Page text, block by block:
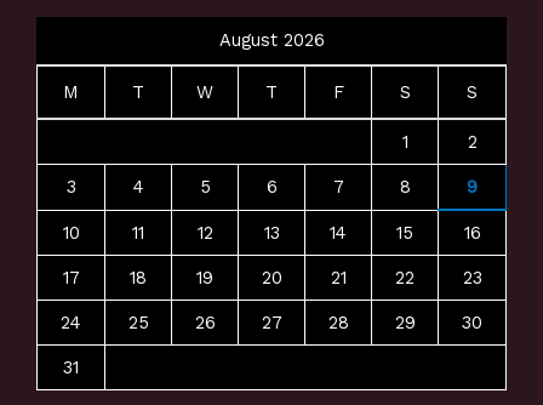
August 2026
M T W T F S S
1 2
3 4 5 6 7 8 9
10 11 12 13 14 15 16
17 18 19 20 21 22 23
24 25 26 27 28 29 30
31